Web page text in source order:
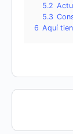
5.2
5.3
6 Aquí